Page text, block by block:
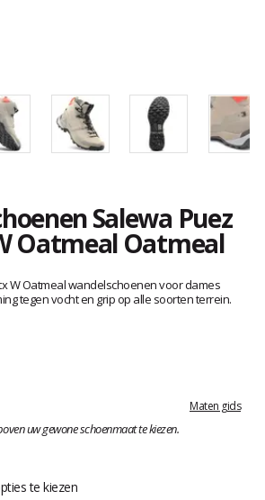
Salewa Puez
Oatmeal Oatmeal
W Oatmeal wandelschoenen voor dames
tegen vocht en grip op alle soorten terrein.
Maten gids
uw gewone schoenmaat te kiezen.
te kiezen